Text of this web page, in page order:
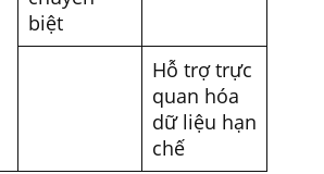
biệt
Hỗ trợ trực
quan hóa
dữ liệu hạn
chế